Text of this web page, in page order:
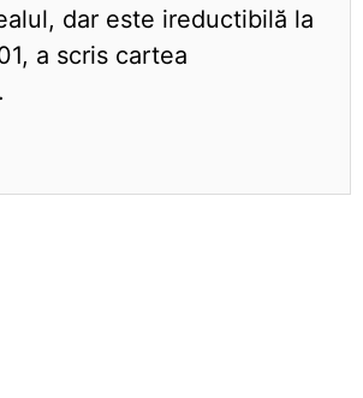
dar este ireductibilă la
a scris cartea